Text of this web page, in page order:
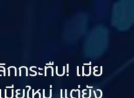
กกระทืบ! เมีย